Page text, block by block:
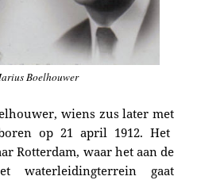
Boelhouwer
wiens zus later met
op 21 april 1912. Het
Rotterdam, waar het aan de
waterleidingterrein gaat